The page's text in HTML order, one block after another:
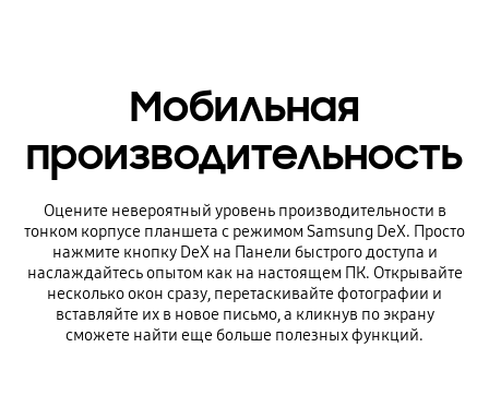
Мобильная
производительность
Оцените невероятный уровень производительности в
тонком корпусе планшета с режимом Samsung DeX. Просто
нажмите кнопку DeX на Панели быстрого доступа и
наслаждайтесь опытом как на настоящем ПК. Открывайте
несколько окон сразу, перетаскивайте фотографии и
вставляйте их в новое письмо, а кликнув по экрану
сможете найти еще больше полезных функций.